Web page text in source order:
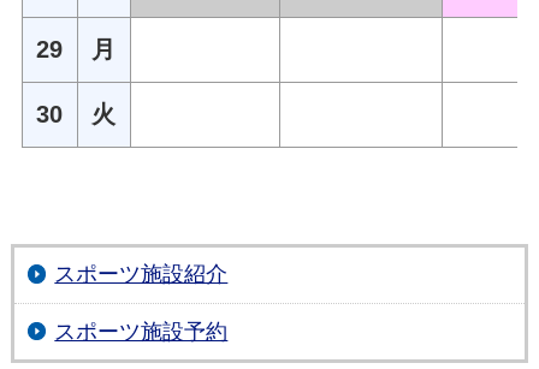
29 月
30 火
スポーツ施設紹介
スポーツ施設予約